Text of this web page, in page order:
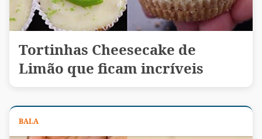
Tortinhas Cheesecake de
Limão que ficam incríveis
BALA